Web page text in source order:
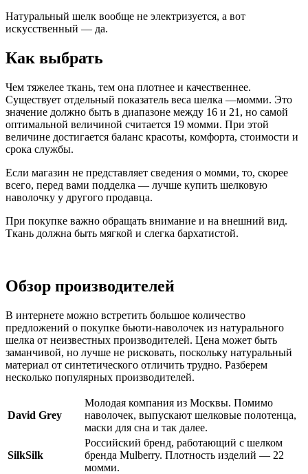
Натуральный шелк вообще не электризуется, а вот
искусственный — да.
Как выбрать
Чем тяжелее ткань, тем она плотнее и качественнее.
Существует отдельный показатель веса шелка —момми. Это
значение должно быть в диапазоне между 16 и 21, но самой
оптимальной величиной считается 19 момми. При этой
величине достигается баланс красоты, комфорта, стоимости и
срока службы.
Если магазин не представляет сведения о момми, то, скорее
всего, перед вами подделка — лучше купить шелковую
наволочку у другого продавца.
При покупке важно обращать внимание и на внешний вид.
Ткань должна быть мягкой и слегка бархатистой.
Обзор производителей
В интернете можно встретить большое количество
предложений о покупке бьюти-наволочек из натурального
шелка от неизвестных производителей. Цена может быть
заманчивой, но лучше не рисковать, поскольку натуральный
материал от синтетического отличить трудно. Разберем
несколько популярных производителей.
David Grey
Молодая компания из Москвы. Помимо
наволочек, выпускают шелковые полотенца,
маски для сна и так далее.
SilkSilk
Российский бренд, работающий с шелком
бренда Mulberry. Плотность изделий — 22
момми.